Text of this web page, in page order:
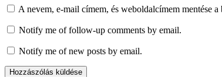
A nevem, e-mail címem, és weboldalcímem mentése
Notify me of follow-up comments by email.
Notify me of new posts by email.